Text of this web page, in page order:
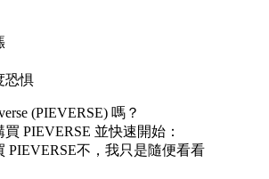
算的永續合約
恐惧
(PIEVERSE) 嗎？
PIEVERSE 並快速開始：
PIEVERSE不，我只是隨便看看